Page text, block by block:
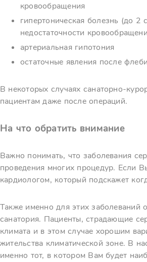
кровообращения
гипертоническая болезнь (до 2
недостаточности
артериальная гипотония
остаточные явления после
В некоторых случаях санаторно-
пациентам даже после операций.
На что обратить внимание
Важно понимать, что заболевания
проведения многих процедур. Если
кардиологом, который подскажет
Также именно для этих заболеваний
санатория. Пациенты, страдающие
климата и в этом случае хорошим
жительства климатической зоне. В
именно тот, в котором Вам будет